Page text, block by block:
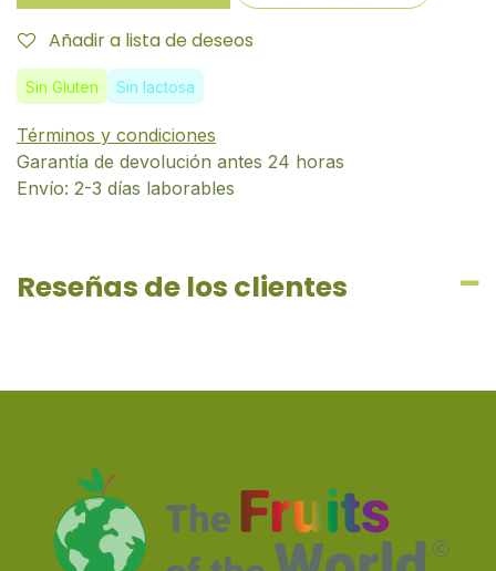
Añadir a lista de deseos
Sin Gluten Sin lactosa
Términos y condiciones
Garantía de devolución antes 24 horas
Envío: 2-3 días laborables
Reseñas de los clientes